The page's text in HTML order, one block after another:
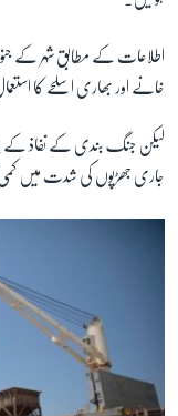
اطلاعات کے مطابق شہر کے
خانے اور بھاری اسلحے کا استعمال
لیکن جنگ بندی کے نفاذ کے
جاری جھڑپوں کی شدت میں